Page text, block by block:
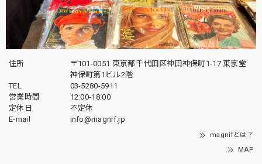
住所
〒101-0051 東京都千代田区神田神保町1-17 東京堂
神保町第1ビル2階
TEL
03-5280-5911
営業時間
12:00-18:00
定休日
不定休
E-mail
info@magnif.jp
magnifとは？
MAP